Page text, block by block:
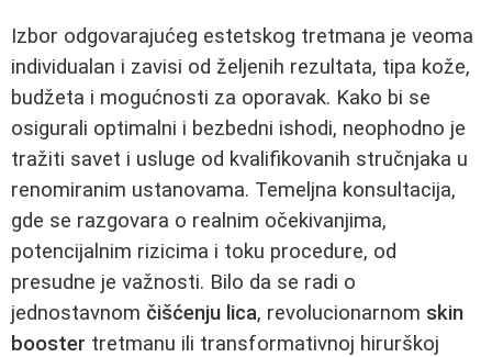
Izbor odgovarajućeg estetskog tretmana je veoma
individualan i zavisi od željenih rezultata, tipa kože,
budžeta i mogućnosti za oporavak. Kako bi se
osigurali optimalni i bezbedni ishodi, neophodno je
tražiti savet i usluge od kvalifikovanih stručnjaka u
renomiranim ustanovama. Temeljna konsultacija,
gde se razgovara o realnim očekivanjima,
potencijalnim rizicima i toku procedure, od
presudne je važnosti. Bilo da se radi o
jednostavnom čišćenju lica, revolucionarnom skin
booster tretmanu ili transformativnoj hirurškoj